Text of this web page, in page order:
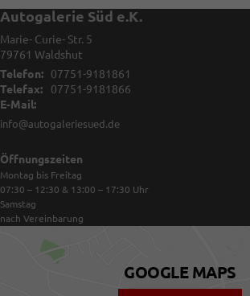
Autogalerie Süd e.K.
Marie- Curie- Str. 5
79761 Waldshut
Telefon:
07751-9181861
Telefax:
07751-9181866
E-Mail:
info@autogaleriesued.de
Öffnungszeiten
Montag bis Freitag
07:30 – 12:30 & 13:00 – 17:30 Uhr
Samstag
nach Vereinbarung
GOOGLE MAPS